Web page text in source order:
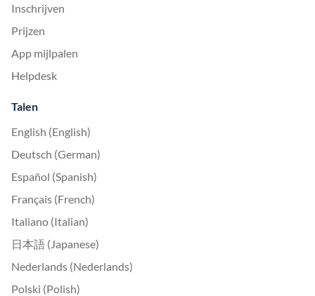
Inschrijven
Prijzen
App mijlpalen
Helpdesk
Talen
English (English)
Deutsch (German)
Español (Spanish)
Français (French)
Italiano (Italian)
日本語 (Japanese)
Nederlands (Nederlands)
Polski (Polish)